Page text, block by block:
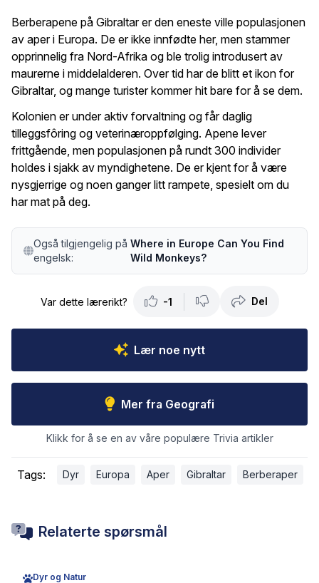
Berberapene på Gibraltar er den eneste ville populasjonen
av aper i Europa. De er ikke innfødte her, men stammer
opprinnelig fra Nord-Afrika og ble trolig introdusert av
maurerne i middelalderen. Over tid har de blitt et ikon for
Gibraltar, og mange turister kommer hit bare for å se dem.
Kolonien er under aktiv forvaltning og får daglig
tilleggsfôring og veterinæroppfølging. Apene lever
frittgående, men populasjonen på rundt 300 individer
holdes i sjakk av myndighetene. De er kjent for å være
nysgjerrige og noen ganger litt rampete, spesielt om du
har mat på deg.
Også tilgjengelig på
engelsk:
Where in Europe Can You Find
Wild Monkeys?
Var dette lærerikt? -1 Del
Lær noe nytt
Mer fra Geografi
Klikk for å se en av våre populære Trivia artikler
Tags: Dyr Europa Aper Gibraltar Berberaper
Relaterte spørsmål
Dyr og Natur